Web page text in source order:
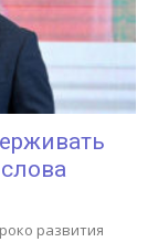
развития